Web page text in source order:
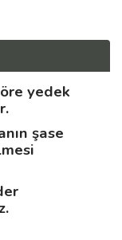
yedek
şase